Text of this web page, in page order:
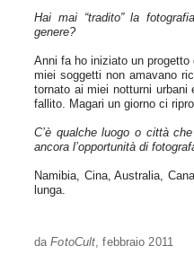
Hai mai “tradito” la
genere?
Anni fa ho iniziato un
miei soggetti non amavano
tornato ai miei notturni
fallito. Magari un giorno ci
C’è qualche luogo o città
ancora l’opportunità di
Namibia, Cina, Australia,
lunga.
daFotoCult, febbraio 2011